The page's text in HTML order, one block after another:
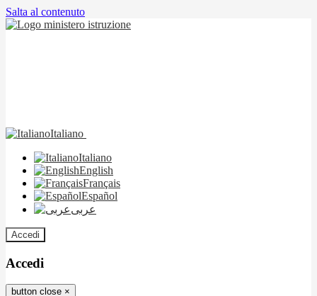
Salta al contenuto
Italiano
Italiano
English
Français
Español
عربى
Accedi
Accedi
button close ×